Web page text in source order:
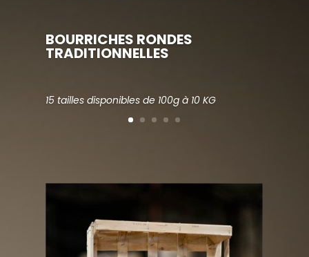
BOURRICHES RONDES
TRADITIONNELLES
15 tailles disponibles de 100g à 10 KG